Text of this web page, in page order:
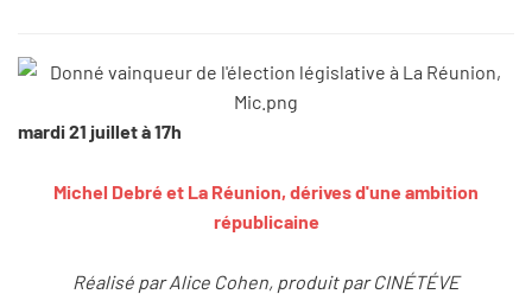
mardi 21 juillet à 17h
Michel Debré et La Réunion, dérives d'une ambition
républicaine
Réalisé par Alice Cohen, produit par CINÉTÉVE